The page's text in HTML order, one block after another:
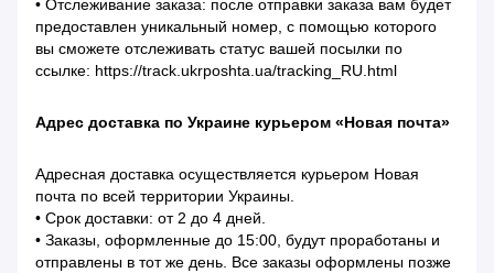
• Отслеживание заказа: после отправки заказа вам будет
предоставлен уникальный номер, с помощью которого
вы сможете отслеживать статус вашей посылки по
ссылке: https://track.ukrposhta.ua/tracking_RU.html
Адрес доставка по Украине курьером «Новая почта»
Адресная доставка осуществляется курьером Новая
почта по всей территории Украины.
• Срок доставки: от 2 до 4 дней.
• Заказы, оформленные до 15:00, будут проработаны и
отправлены в тот же день. Все заказы оформлены позже